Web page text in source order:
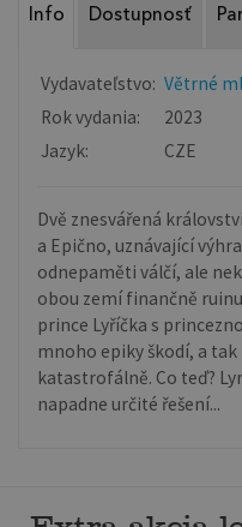
Info Dostupnosť
Vydavateľstvo: Větrné
Rok vydania:
2023
Jazyk:
CZE
Dvě znesvářená
a Epično, uznávající
odnepaměti válčí, ale
obou zemí finančně
prince Lyříčka s
mnoho epiky škodí, a
katastrofálně. Co teď?
napadne určité řešení...